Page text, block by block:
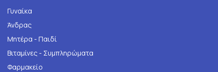
Γυναίκα
Άνδρας
Μητέρα - Παιδί
Βιταμίνες - Συμπληρώματα
Φαρμακείο